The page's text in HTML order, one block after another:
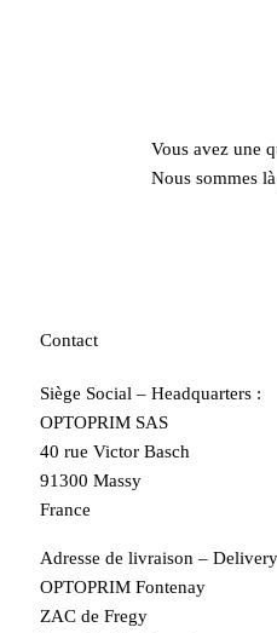
Vous avez une
Nous sommes
Contact
Siège Social – Headquarters :
OPTOPRIM SAS
40 rue Victor Basch
91300 Massy
France
Adresse de livraison –
OPTOPRIM Fontenay
ZAC de Fregy